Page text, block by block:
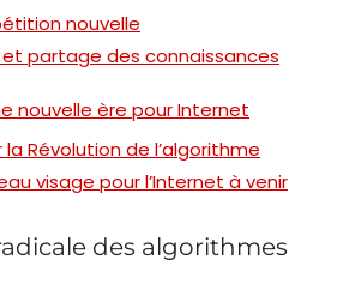
nouvelle
partage des connaissances
nouvelle ère pour Internet
Révolution de l’algorithme
visage pour l’Internet à venir
des algorithmes